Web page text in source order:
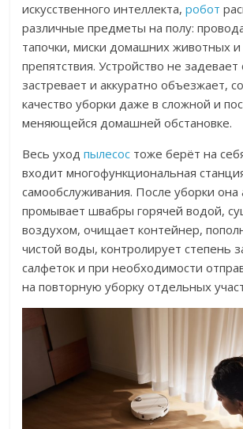
искусственного интеллекта,робот
различные предметы на полу:
тапочки, миски домашних животных и
препятствия. Устройство не
застревает и аккуратно объезжает,
качество уборки даже в сложной и
меняющейся домашней обстановке.
Весь уходпылесос тоже берёт на
входит многофункциональная
самообслуживания. После уборки она
промывает швабры горячей водой,
воздухом, очищает контейнер,
чистой воды, контролирует степень
салфеток и при необходимости
на повторную уборку отдельных